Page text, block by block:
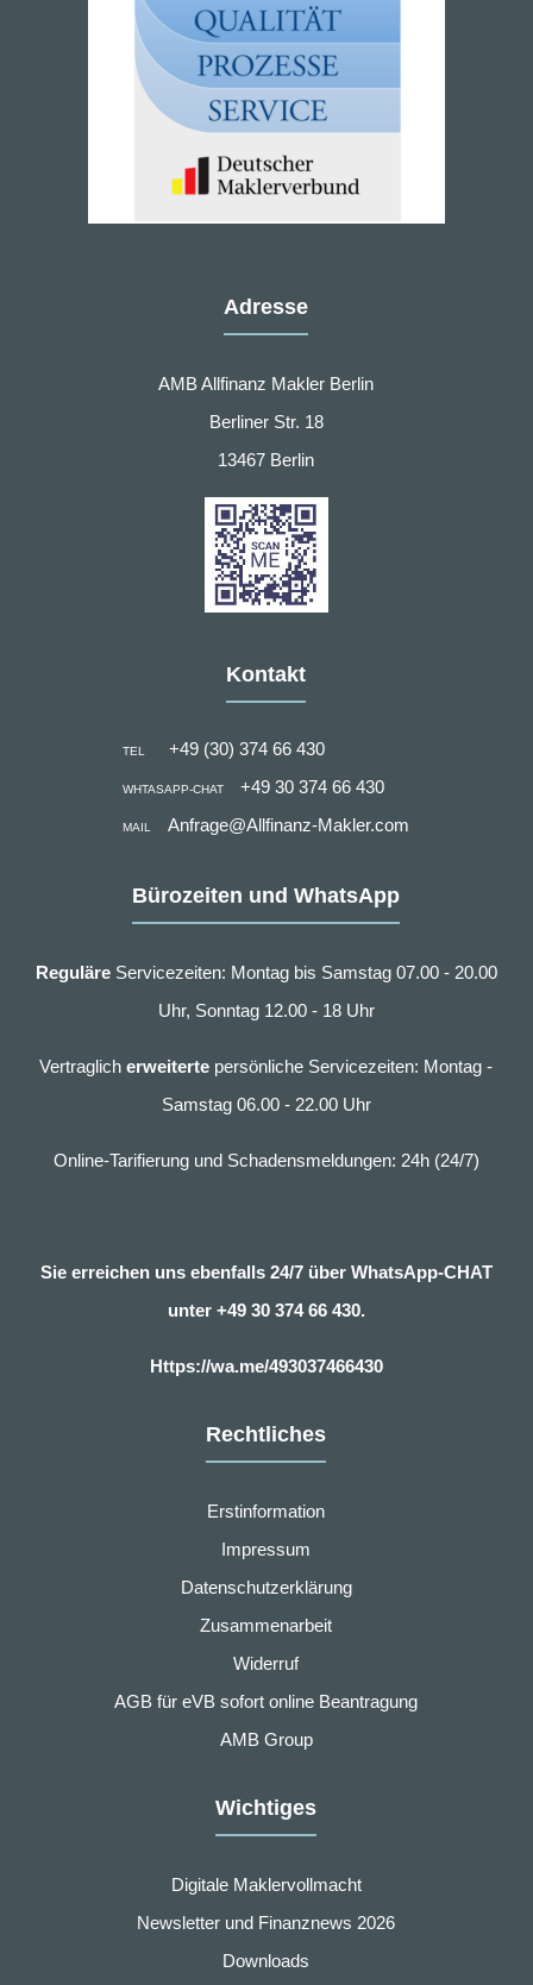
Adresse
AMB Allfinanz Makler Berlin
Berliner Str. 18
13467 Berlin
Kontakt
TEL +49 (30) 374 66 430
WHTASAPP-CHAT +49 30 374 66 430
MAIL Anfrage@Allfinanz-Makler.com
Bürozeiten und WhatsApp
ReguläreServicezeiten: Montag bis Samstag 07.00 - 20.00
Uhr, Sonntag 12.00 - 18 Uhr
Vertraglicherweiterte persönliche Servicezeiten: Montag -
Samstag 06.00 - 22.00 Uhr
Online-Tarifierung und Schadensmeldungen: 24h (24/7)
Sie erreichen uns ebenfalls 24/7 über WhatsApp-CHAT
unter +49 30 374 66 430.
Https://wa.me/493037466430
Rechtliches
Erstinformation
Impressum
Datenschutzerklärung
Zusammenarbeit
Widerruf
AGB für eVB sofort online Beantragung
AMB Group
Wichtiges
Digitale Maklervollmacht
Newsletter und Finanznews 2026
Downloads